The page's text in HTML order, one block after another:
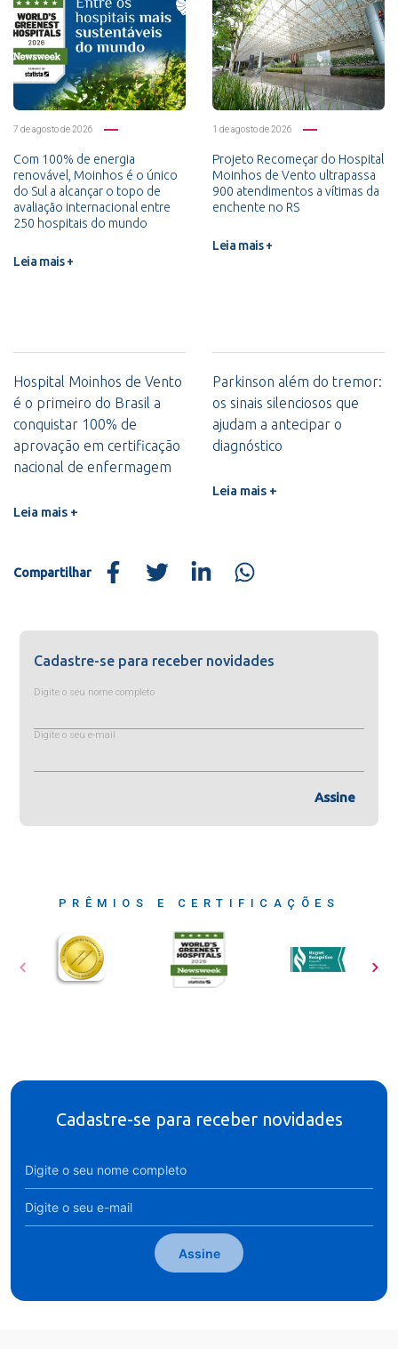
7 de agosto de 2026
Com 100% de energia
renovável, Moinhos é o único
do Sul a alcançar o topo de
avaliação internacional entre
250 hospitais do mundo
Leia mais +
1 de agosto de 2026
Projeto Recomeçar do Hospital
Moinhos de Vento ultrapassa
900 atendimentos a vítimas da
enchente no RS
Leia mais +
Hospital Moinhos de Vento
é o primeiro do Brasil a
conquistar 100% de
aprovação em certificação
nacional de enfermagem
Leia mais +
Parkinson além do tremor:
os sinais silenciosos que
ajudam a antecipar o
diagnóstico
Leia mais +
Compartilhar
Cadastre-se para receber novidades
Digite o seu nome completo
Digite o seu e-mail
Assine
PRÊMIOS E CERTIFICAÇÕES
Cadastre-se para receber novidades
Assine